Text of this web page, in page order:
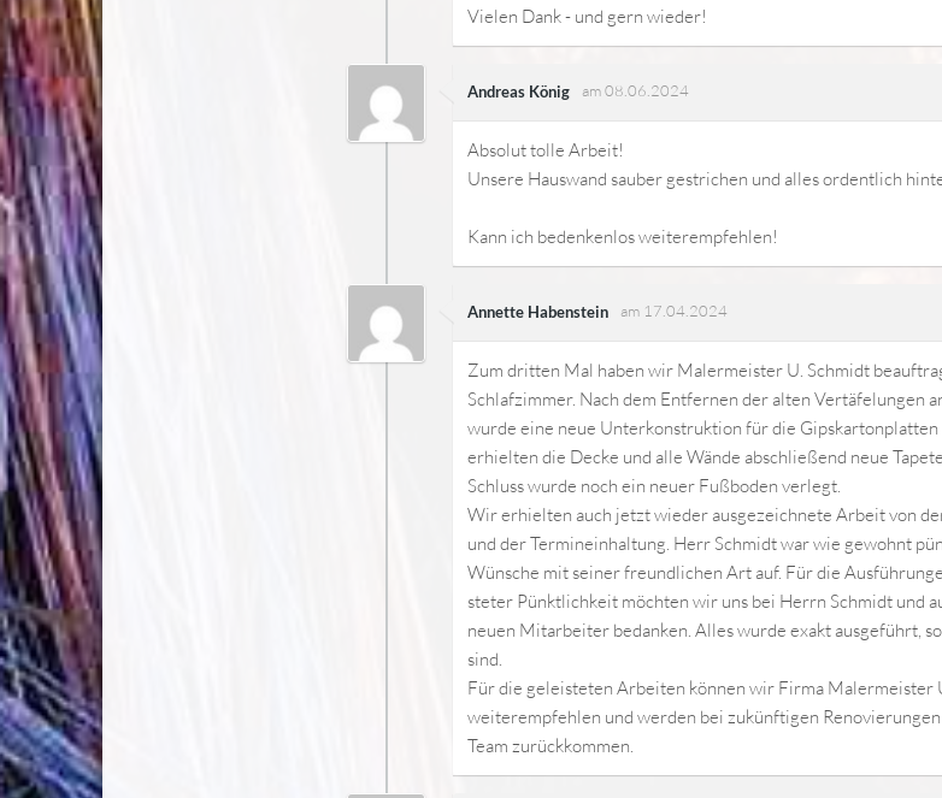
Vielen Dank - und gern wieder!
Andreas König am 08.06.2024
Absolut tolle Arbeit!
Unsere Hauswand sauber gestrichen und alles ordentlich
Kann ich bedenkenlos weiterempfehlen!
Annette Habenstein am 17.04.2024
Zum dritten Mal haben wir Malermeister U. Schmidt
Schlafzimmer. Nach dem Entfernen der alten Vertäfelungen
wurde eine neue Unterkonstruktion für die Gipskartonplatten
erhielten die Decke und alle Wände abschließend neue
Schluss wurde noch ein neuer Fußboden verlegt.
Wir erhielten auch jetzt wieder ausgezeichnete Arbeit von
und der Termineinhaltung. Herr Schmidt war wie gewohnt
Wünsche mit seiner freundlichen Art auf. Für die
steter Pünktlichkeit möchten wir uns bei Herrn Schmidt und
neuen Mitarbeiter bedanken. Alles wurde exakt ausgeführt,
sind.
Für die geleisteten Arbeiten können wir Firma Malermeister
weiterempfehlen und werden bei zukünftigen
Team zurückkommen.